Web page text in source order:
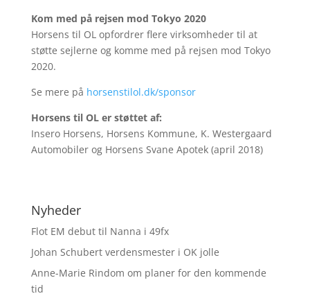
Kom med på rejsen mod Tokyo 2020
Horsens til OL opfordrer flere virksomheder til at
støtte sejlerne og komme med på rejsen mod Tokyo
2020.
Se mere på horsenstilol.dk/sponsor
Horsens til OL er støttet af:
Insero Horsens, Horsens Kommune, K. Westergaard
Automobiler og Horsens Svane Apotek (april 2018)
Nyheder
Flot EM debut til Nanna i 49fx
Johan Schubert verdensmester i OK jolle
Anne-Marie Rindom om planer for den kommende
tid